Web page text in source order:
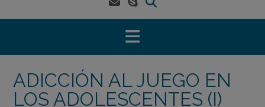
ADICCIÓN AL JUEGO EN
LOS ADOLESCENTES (I)